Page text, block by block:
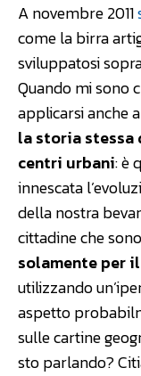
A novembre 2011
come la birra
sviluppatosi
Quando mi sono
applicarsi anche
la storia stessa
centri urbani: è
innescata
della nostra
cittadine che
solamente per
utilizzando
aspetto
sulle cartine
sto parlando?